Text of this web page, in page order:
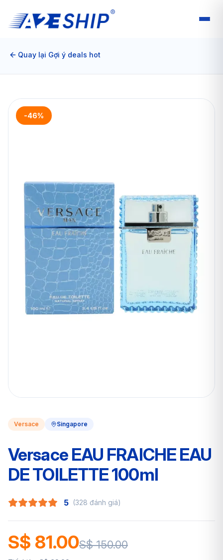
Quay lại Gợi ý deals hot
-46%
Versace Singapore
Versace EAU FRAICHE EAU
DE TOILETTE 100ml
5 (328 đánh giá)
S$ 81.00S$ 150.00